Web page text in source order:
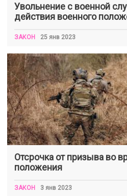
Увольнение с военной
действия военного
ЗАКОН 25 янв 2023
Отсрочка от призыва во
положения
ЗАКОН 3 янв 2023